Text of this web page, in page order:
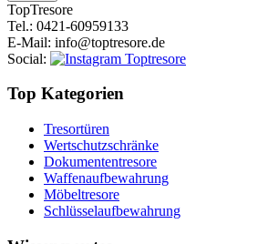
TopTresore
Tel.: 0421-60959133
E-Mail: info@toptresore.de
Social:
Top Kategorien
Tresortüren
Wertschutzschränke
Dokumententresore
Waffenaufbewahrung
Möbeltresore
Schlüsselaufbewahrung